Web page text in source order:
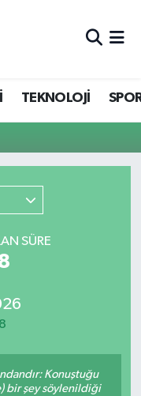
TEKNOLOJİ
SÜRE
Konuştuğu
bir şey söylenildiği